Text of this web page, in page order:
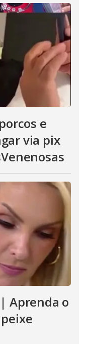
e
via pix
Aprenda o